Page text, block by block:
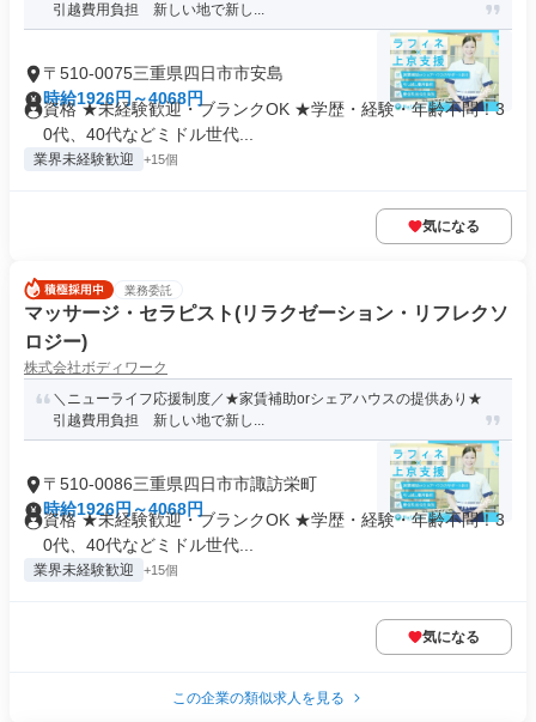
引越費用負担 新しい地で新し...
〒510-0075三重県四日市市安島
時給1926円～4068円
資格 ★未経験歓迎・ブランクOK ★学歴・経験・年齢不問！3
0代、40代などミドル世代...
業界未経験歓迎 +15個
気になる
業務委託
マッサージ・セラピスト(リラクゼーション・リフレクソ
ロジー)
株式会社ボディワーク
＼ニューライフ応援制度／★家賃補助orシェアハウスの提供あり★
引越費用負担 新しい地で新し...
〒510-0086三重県四日市市諏訪栄町
時給1926円～4068円
資格 ★未経験歓迎・ブランクOK ★学歴・経験・年齢不問！3
0代、40代などミドル世代...
業界未経験歓迎 +15個
気になる
この企業の類似求人を見る